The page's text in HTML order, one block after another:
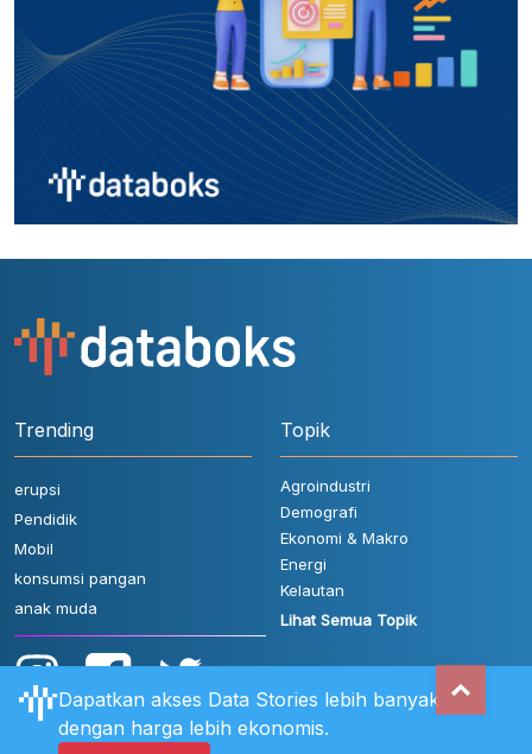
Trending
erupsi
Pendidik
Mobil
konsumsi pangan
anak muda
Topik
Agroindustri
Demografi
Ekonomi & Makro
Energi
Kelautan
Lihat Semua Topik
Dapatkan akses Data Stories lebih banyak
dengan harga lebih ekonomis.